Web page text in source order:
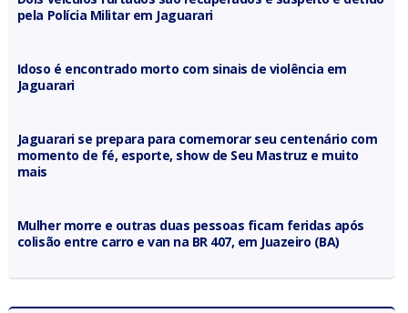
pela Polícia Militar em Jaguarari
Idoso é encontrado morto com sinais de violência em
Jaguarari
Jaguarari se prepara para comemorar seu centenário com
momento de fé, esporte, show de Seu Mastruz e muito
mais
Mulher morre e outras duas pessoas ficam feridas após
colisão entre carro e van na BR 407, em Juazeiro (BA)